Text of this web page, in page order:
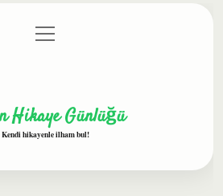
Gizlilik Politikası
menüyü
aç
Hikaye Günlüğü
Kendi hikayenle ilham bul!